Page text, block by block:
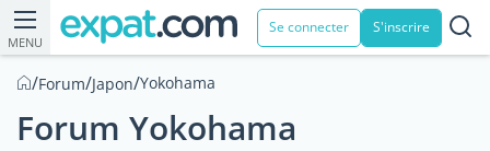
MENU
Se connecter S'inscrire
/Forum/Japon/Yokohama
Forum Yokohama